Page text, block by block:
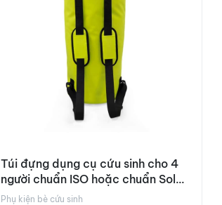
Túi đựng dụng cụ cứu sinh cho 4
người chuẩn ISO hoặc chuẩn Solas
B
Phụ kiện bè cứu sinh